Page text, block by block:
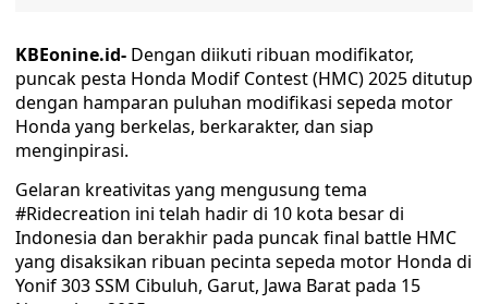
KBEonine.id- Dengan diikuti ribuan modifikator,
puncak pesta Honda Modif Contest (HMC) 2025 ditutup
dengan hamparan puluhan modifikasi sepeda motor
Honda yang berkelas, berkarakter, dan siap
menginpirasi.
Gelaran kreativitas yang mengusung tema
#Ridecreation ini telah hadir di 10 kota besar di
Indonesia dan berakhir pada puncak final battle HMC
yang disaksikan ribuan pecinta sepeda motor Honda di
Yonif 303 SSM Cibuluh, Garut, Jawa Barat pada 15